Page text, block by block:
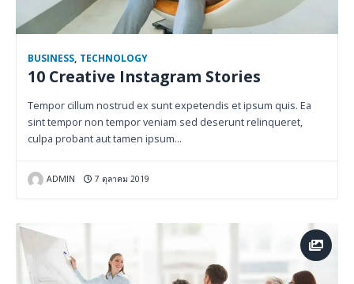
BUSINESS TECHNOLOGY
10 Creative Instagram Stories
Tempor cillum nostrud ex sunt expetendis et ipsum quis. Ea
sint tempor non tempor veniam sed deserunt relinqueret,
culpa probant aut tamen ipsum…
ADMIN 7 ตุลาคม 2019